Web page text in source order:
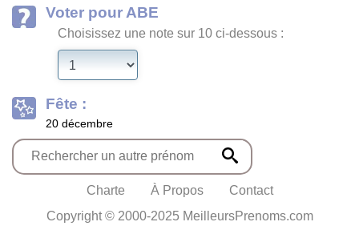
Voter pour ABE
Choisissez une note sur 10 ci-dessous :
Fête :
20 décembre
Charte À Propos
Contact
Copyright © 2000-2025 MeilleursPrenoms.com